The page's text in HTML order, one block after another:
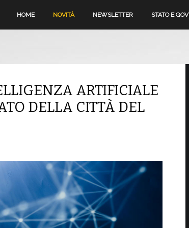
HOME NOVITÀ NEWSLETTER STATO E
ARTIFICIALE
DELLA CITTÀ DEL